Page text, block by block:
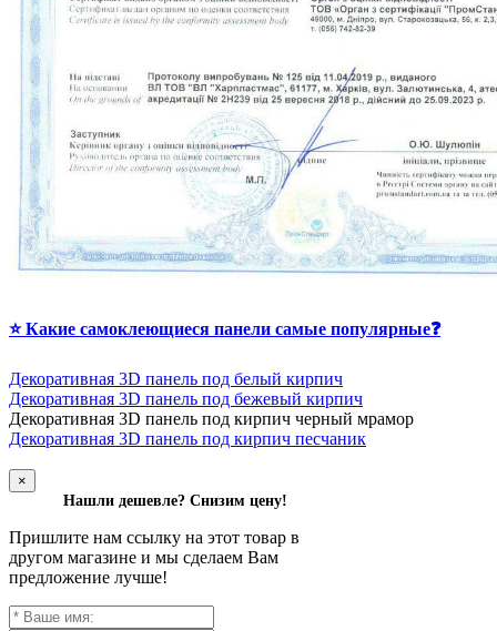
⭐ Какие самоклеющиеся панели самые популярные❓
Декоративная 3D панель под белый кирпич
Декоративная 3D панель под бежевый кирпич
Декоративная 3D панель под кирпич черный мрамор
Декоративная 3D панель под кирпич песчаник
×
Нашли дешевле? Снизим цену!
Пришлите нам ссылку на этот товар в
другом магазине и мы сделаем Вам
предложение лучше!